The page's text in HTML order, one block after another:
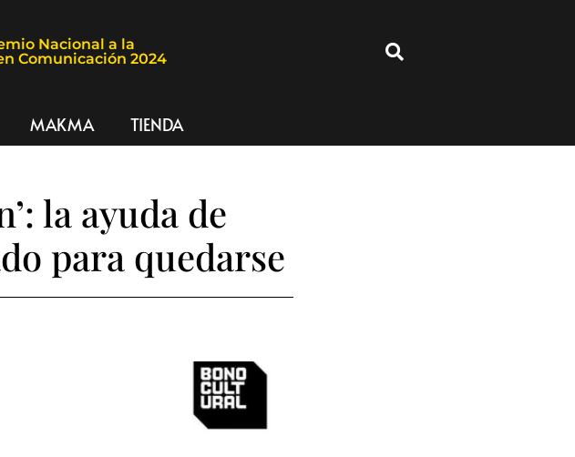
Nacional a la
Comunicación 2024
MAKMA TIENDA
la ayuda de
para quedarse